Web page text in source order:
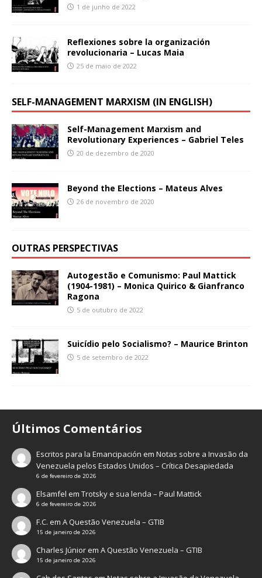
1 de junho de 2022
Reflexiones sobre la organización
revolucionaria – Lucas Maia
25 de maio de 2022
SELF-MANAGEMENT MARXISM (IN ENGLISH)
Self-Management Marxism and
Revolutionary Experiences – Gabriel Teles
20 de dezembro de 2020
Beyond the Elections – Mateus Alves
26 de novembro de 2020
OUTRAS PERSPECTIVAS
Autogestão e Comunismo: Paul Mattick
(1904-1981) – Monica Quirico & Gianfranco
Ragona
5 de outubro de 2022
Suicídio pelo Socialismo? – Maurice Brinton
5 de setembro de 2022
Últimos Comentários
Escritos para la Emancipación emNotas sobre a Invasão da
Venezuela pelos Estados Unidos – Crítica Desapiedada
6 de fevereiro de 2026
Elsamfel emTrotsky e sua lenda – Paul Mattick
6 de fevereiro de 2026
F.C. emA Questão Venezuela – GTIB
15 de janeiro de 2026
Charles JúnioremA Questão Venezuela – GTIB
15 de janeiro de 2026